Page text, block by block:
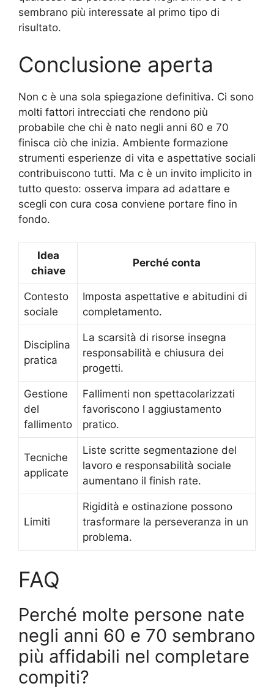
sembrano più interessate al primo tipo di
risultato.
Conclusione aperta
Non c è una sola spiegazione definitiva. Ci sono
molti fattori intrecciati che rendono più
probabile che chi è nato negli anni 60 e 70
finisca ciò che inizia. Ambiente formazione
strumenti esperienze di vita e aspettative sociali
contribuiscono tutti. Ma c è un invito implicito in
tutto questo: osserva impara ad adattare e
scegli con cura cosa conviene portare fino in
fondo.
Idea
chiave
Perché conta
Contesto
sociale
Imposta aspettative e abitudini di
completamento.
Disciplina
pratica
La scarsità di risorse insegna
responsabilità e chiusura dei
progetti.
Gestione
del
fallimento
Fallimenti non spettacolarizzati
favoriscono l aggiustamento
pratico.
Tecniche
applicate
Liste scritte segmentazione del
lavoro e responsabilità sociale
aumentano il finish rate.
Limiti
Rigidità e ostinazione possono
trasformare la perseveranza in un
problema.
FAQ
Perché molte persone nate
negli anni 60 e 70 sembrano
più affidabili nel completare
compiti?